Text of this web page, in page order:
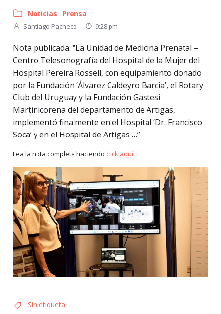
Noticias Prensa
Santiago Pacheco - 9:28 pm
Nota publicada: “La Unidad de Medicina Prenatal –
Centro Telesonografía del Hospital de la Mujer del
Hospital Pereira Rossell, con equipamiento donado
por la Fundación ‘Álvarez Caldeyro Barcia’, el Rotary
Club del Uruguay y la Fundación Gastesi
Martinicorena del departamento de Artigas,
implementó finalmente en el Hospital ‘Dr. Francisco
Soca’ y en el Hospital de Artigas …”
Lea la nota completa haciendo click aquí.
Sin etiqueta